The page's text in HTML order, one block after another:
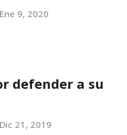
Ene 9, 2020
defender a su
Dic 21, 2019